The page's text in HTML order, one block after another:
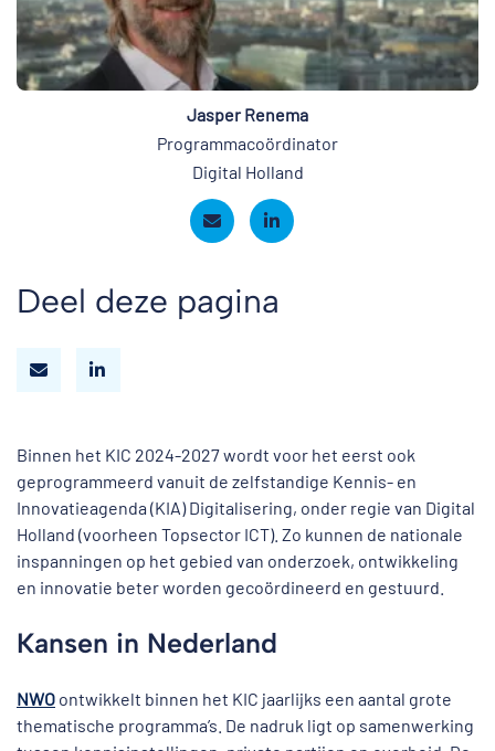
Jasper Renema
Programmacoördinator
Digital Holland
Deel deze pagina
Binnen het KIC 2024-2027 wordt voor het eerst ook
geprogrammeerd vanuit de zelfstandige Kennis- en
Innovatieagenda (KIA) Digitalisering, onder regie van Digital
Holland (voorheen Topsector ICT). Zo kunnen de nationale
inspanningen op het gebied van onderzoek, ontwikkeling
en innovatie beter worden gecoördineerd en gestuurd.
Kansen in Nederland
NWO ontwikkelt binnen het KIC jaarlijks een aantal grote
thematische programma’s. De nadruk ligt op samenwerking